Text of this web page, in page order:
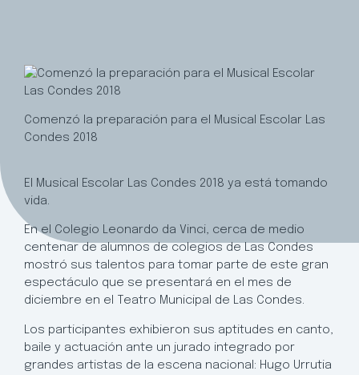
Comenzó la preparación para el Musical Escolar Las
Condes 2018
El Musical Escolar Las Condes 2018 ya está tomando
vida.
En el Colegio Leonardo da Vinci, cerca de medio
centenar de alumnos de colegios de Las Condes
mostró sus talentos para tomar parte de este gran
espectáculo que se presentará en el mes de
diciembre en el Teatro Municipal de Las Condes.
Los participantes exhibieron sus aptitudes en canto,
baile y actuación ante un jurado integrado por
grandes artistas de la escena nacional: Hugo Urrutia